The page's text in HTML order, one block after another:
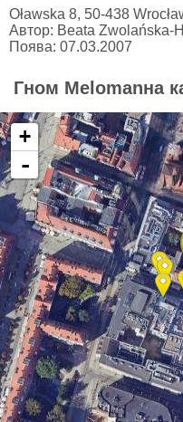
Oławska 8, 50-438
Автор: Beata Zwolańska-
Поява: 07.03.2007
Гном Melomanна
+
-